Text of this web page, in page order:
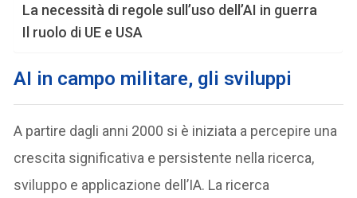
La necessità di regole sull’uso dell’AI in guerra
Il ruolo di UE e USA
AI in campo militare, gli sviluppi
A partire dagli anni 2000 si è iniziata a percepire una
crescita significativa e persistente nella ricerca,
sviluppo e applicazione dell’IA. La ricerca